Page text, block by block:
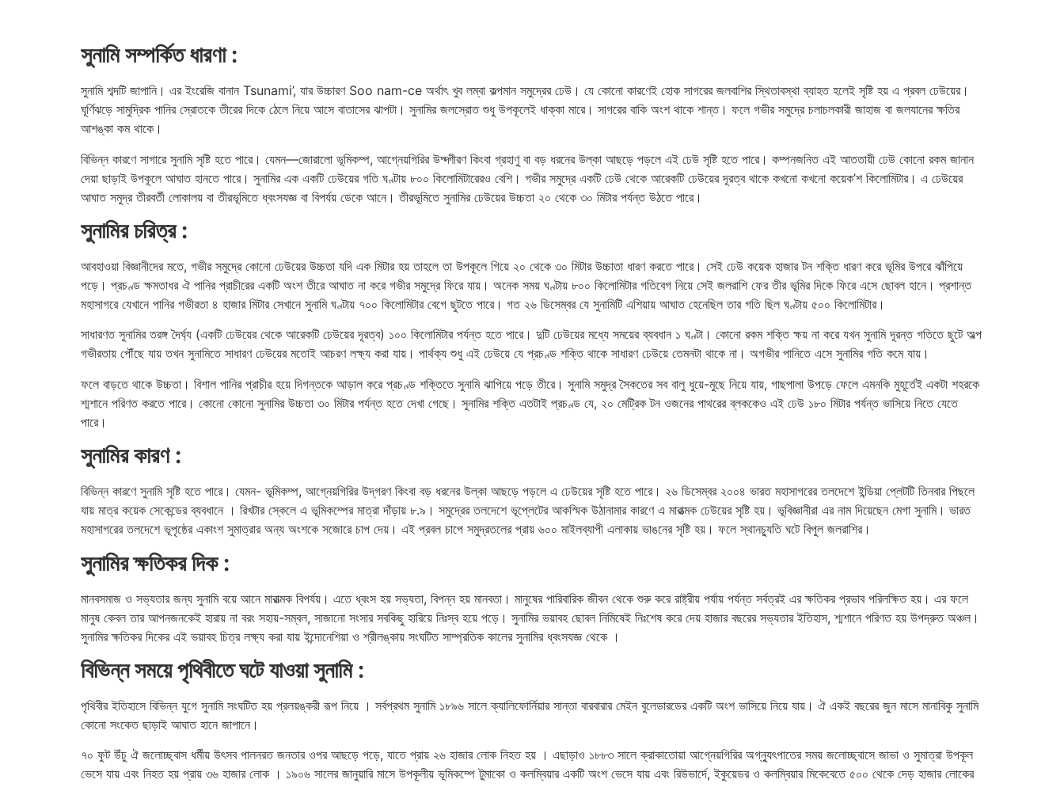
সুনামি সম্পর্কিত ধারণা :
সুনামি শব্দটি জাপানি। এর ইংরেজি বানান Tsunami’, যার উচ্চারণ Soo nam-ce অর্থাৎ খুব লম্বা কল্পমান সমুদ্রের ঢেউ। যে কোনো কারণেই হোক সাগরের জলবাশির স্থিতাবস্থা ব্যাহত হলেই সৃষ্টি হয় এ প্রবল ঢেউয়ের।
ঘূর্ণিঝড়ে সামুদ্রিক পানির স্রোতকে তীরের দিকে ঠেলে নিয়ে আসে বাতাসের ঝাপটা। সুনামির জলস্রোত শুধু উপকূলেই ধাক্কা মারে। সাগরের বাকি অংশ থাকে শান্ত। ফলে গভীর সমুদ্রে চলাচলকারী জাহাজ বা জলযানের ক্ষতির
আশঙ্কা কম থাকে।
বিভিন্ন কারণে সাগারে সুনামি সৃষ্টি হতে পারে। যেমন—জোরালো ভূমিকম্প, আগ্নেয়গিরির উদ্দ্গীরণ কিংবা গ্রহাণু বা বড় ধরনের উল্কা আছড়ে পড়লে এই ঢেউ সৃষ্টি হতে পারে। কম্পনজনিত এই আততায়ী ঢেউ কোনো রকম জানান
দেয়া ছাড়াই উপকূলে আঘাত হানতে পারে। সুনামির এক একটি ঢেউয়ের গতি ঘণ্টায় ৮০০ কিলোমিটারেরও বেশি। গভীর সমুদ্রে একটি ঢেউ থেকে আরেকটি ঢেউয়ের দূরত্ব থাকে কখনো কখনো কয়েক’শ কিলোমিটার। এ ঢেউয়ের
আঘাত সমুদ্র তীরবর্তী লোকালয় বা তীরভূমিতে ধ্বংসযজ্ঞ বা বিপর্যয় ডেকে আনে। তীরভূমিতে সুনামির ঢেউয়ের উচ্চতা ২০ থেকে ৩০ মিটার পর্যন্ত উঠতে পারে।
সুনামির চরিত্র :
আবহাওয়া বিজ্ঞানীদের মতে, গভীর সমুদ্রে কোনো ঢেউয়ের উচ্চতা যদি এক মিটার হয় তাহলে তা উপকূলে গিয়ে ২০ থেকে ৩০ মিটার উচ্চাতা ধারণ করতে পারে। সেই ঢেউ কয়েক হাজার টন শক্তি ধারণ করে ভূমির উপরে ঝাঁপিয়ে
পড়ে। প্রচণ্ড ক্ষমতাধর ঐ পানির প্রাচীরের একটি অংশ তীরে আঘাত না করে গভীর সমুদ্রে ফিরে যায়। অনেক সময় ঘণ্টায় ৮০০ কিলোমিটার গতিবেগ নিয়ে সেই জলরাশি ফের তীর ভূমির দিকে ফিরে এসে ছোবল হানে। প্রশান্ত
মহাসাগরে যেখানে পানির গভীরতা ৪ হাজার মিটার সেখানে সুনামি ঘণ্টায় ৭০০ কিলোমিটার বেগে ছুটতে পারে। গত ২৬ ডিসেম্বর যে সুনামিটি এশিয়ায় আঘাত হেনেছিল তার গতি ছিল ঘণ্টায় ৫০০ কিলোমিটার।
সাধারণত সুনামির তরঙ্গ দৈর্ঘ্য (একটি ঢেউয়ের থেকে আরেকটি ঢেউয়ের দূরত্ব) ১০০ কিলোমিটার পর্যন্ত হতে পারে। দুটি ঢেউয়ের মধ্যে সময়ের ব্যবধান ১ ঘণ্টা। কোনো রকম শক্তি ক্ষয় না করে যখন সুনামি দূরন্ত গতিতে ছুটে অল্প
গভীরতায় পৌঁছে যায় তখন সুনামিতে সাধারণ ঢেউয়ের মতোই আচরণ লক্ষ্য করা যায়। পার্থক্য শুধু এই ঢেউয়ে যে প্রচণ্ড শক্তি থাকে সাধারণ ঢেউয়ে তেমনটা থাকে না। অগভীর পানিতে এসে সুনামির গতি কমে যায়।
ফলে বাড়তে থাকে উচ্চতা। বিশাল পানির প্রাচীর হয়ে দিগন্তকে আড়াল করে প্রচণ্ড শক্তিতে সুনামি ঝাপিয়ে পড়ে তীরে। সুনামি সমুদ্র সৈকতের সব বালু ধুয়ে-মুছে নিয়ে যায়, গাছপালা উপড়ে ফেলে এমনকি মুহূর্তেই একটা শহরকে
শ্মশানে পরিণত করতে পারে। কোনো কোনো সুনামির উচ্চতা ৩০ মিটার পর্যন্ত হতে দেখা গেছে। সুনামির শক্তি এতটাই প্রচণ্ড যে, ২০ মেট্রিক টন ওজনের পাথরের ব্লককেও এই ঢেউ ১৮০ মিটার পর্যন্ত ভাসিয়ে নিতে যেতে
পারে।
সুনামির কারণ :
বিভিন্ন কারণে সুনামি সৃষ্টি হতে পারে। যেমন- ভূমিকম্প, আগ্নেয়গিরির উদ্‌গরণ কিংবা বড় ধরনের উল্কা আছড়ে পড়লে এ ঢেউয়ের সৃষ্টি হতে পারে। ২৬ ডিসেম্বর ২০০৪ ভারত মহাসাগরের তলদেশে ইন্ডিয়া প্লেটটি তিনবার পিছলে
যায় মাত্র কয়েক সেকেন্ডের ব্যবধানে । রিখটার স্কেলে এ ভূমিকম্পের মাত্রা দাঁড়ায় ৮.৯। সমুদ্রের তলদেশে ভূপ্লেটের আকস্মিক উঠানামার কারণে এ মারাত্মক ঢেউয়ের সৃষ্টি হয়। ভূবিজ্ঞানীরা এর নাম দিয়েছেন মেগা সুনামি। ভারত
মহাসাগরের তলদেশে ভূপৃষ্ঠের একাংশ সুমাত্রার অন্য অংশকে সজোরে চাপ দেয়। এই প্রবল চাপে সমুদ্রতলের প্রায় ৬০০ মাইলব্যাপী এলাকায় ভাঙনের সৃষ্টি হয়। ফলে স্থানচ্যুতি ঘটে বিপুল জলরাশির।
সুনামির ক্ষতিকর দিক :
মানবসমাজ ও সভ্যতার জন্য সুনামি বয়ে আনে মারাত্মক বিপর্যয়। এতে ধ্বংস হয় সভ্যতা, বিপন্ন হয় মানবতা। মানুষের পারিবারিক জীবন থেকে শুরু করে রাষ্ট্রীয় পর্যায় পর্যন্ত সর্বত্রই এর ক্ষতিকর প্রভাব পরিলক্ষিত হয়। এর ফলে
মানুষ কেবল তার আপনজনকেই হারায় না বরং সহায়-সম্বল, সাজানো সংসার সবকিছু হারিয়ে নিঃস্ব হয়ে পড়ে। সুনামির ভয়াবহ ছোবল নিমিষেই নিঃশেষ করে দেয় হাজার বছরের সভ্যতার ইতিহাস, শ্মশানে পরিণত হয় উপদ্রুত অঞ্চল।
সুনামির ক্ষতিকর দিকের এই ভয়াবহ চিত্র লক্ষ্য করা যায় ইন্দোনেশিয়া ও শ্রীলঙ্কায় সংঘটিত সাম্প্রতিক কালের সুনামির ধ্বংসযজ্ঞ থেকে ।
বিভিন্ন সময়ে পৃথিবীতে ঘটে যাওয়া সুনামি :
পৃথিবীর ইতিহাসে বিভিন্ন যুগে সুনামি সংঘটিত হয় প্রলয়ঙ্করী রূপ নিয়ে । সর্বপ্রথম সুনামি ১৮৯৬ সালে ক্যালিফোর্নিয়ার সান্তা বারবারার মেইন বুলেডারডের একটি অংশ ভাসিয়ে নিয়ে যায়। ঐ একই বছরের জুন মাসে মানাবিকু সুনামি
কোনো সংকেত ছাড়াই আঘাত হানে জাপানে।
৭০ ফুট উঁচু ঐ জলোচ্ছ্বাস ধর্মীয় উৎসব পালনরত জনতার ওপর আছড়ে পড়ে, যাতে প্রায় ২৬ হাজার লোক নিহত হয় । এছাড়াও ১৮৮৩ সালে ক্রাকাতোয়া আগ্নেয়গিরির অগ্ন্যুৎপাতের সময় জলোচ্ছ্বাসে জাভা ও সুমাত্রা উপকূল
ভেসে যায় এবং নিহত হয় প্রায় ৩৬ হাজার লোক । ১৯০৬ সালের জানুয়ারি মাসে উপকূলীয় ভূমিকম্পে টুমাকো ও কলম্বিয়ার একটি অংশ ভেসে যায় এবং রিউভার্দে, ইকুয়েডর ও কলম্বিয়ার মিকেবেতে ৫০০ থেকে দেড় হাজার লোকের